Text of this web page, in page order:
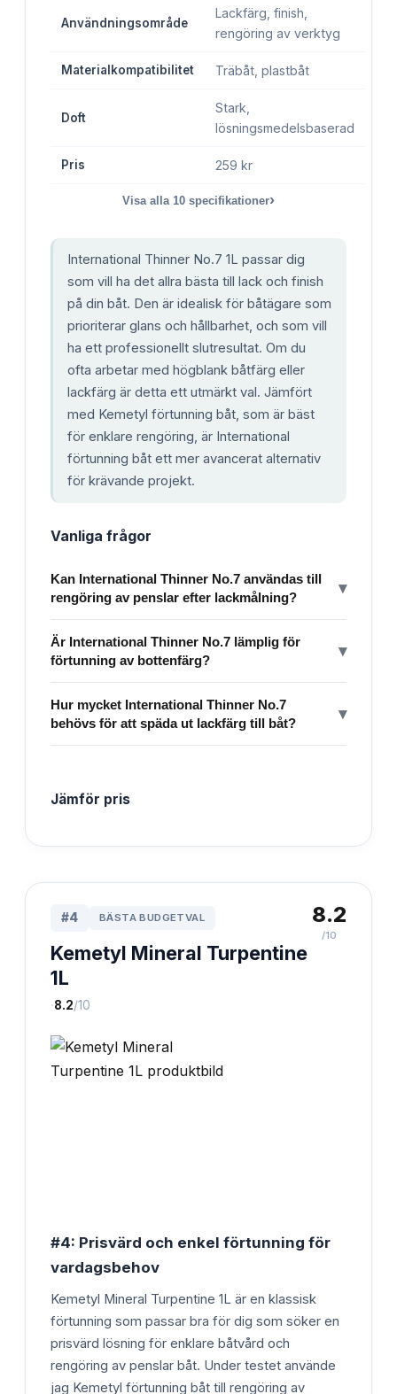
Användningsområde
Lackfärg, finish,
rengöring av verktyg
Materialkompatibilitet Träbåt, plastbåt
Doft
Stark,
lösningsmedelsbaserad
Pris 259 kr
Visa alla 10 specifikationer›
International Thinner No.7 1L passar dig
som vill ha det allra bästa till lack och finish
på din båt. Den är idealisk för båtägare som
prioriterar glans och hållbarhet, och som vill
ha ett professionellt slutresultat. Om du
ofta arbetar med högblank båtfärg eller
lackfärg är detta ett utmärkt val. Jämfört
med Kemetyl förtunning båt, som är bäst
för enklare rengöring, är International
förtunning båt ett mer avancerat alternativ
för krävande projekt.
Vanliga frågor
Kan International Thinner No.7 användas till
rengöring av penslar efter lackmålning?
▾
Är International Thinner No.7 lämplig för
förtunning av bottenfärg?
▾
Hur mycket International Thinner No.7
behövs för att späda ut lackfärg till båt?
▾
Jämför pris
#4 BÄSTA BUDGETVAL
Kemetyl Mineral Turpentine
1L
·8.2/10
8.2
/10
#4: Prisvärd och enkel förtunning för
vardagsbehov
Kemetyl Mineral Turpentine 1L är en klassisk
förtunning som passar bra för dig som söker en
prisvärd lösning för enklare båtvård och
rengöring av penslar båt. Under testet använde
jag Kemetyl förtunning båt till rengöring av